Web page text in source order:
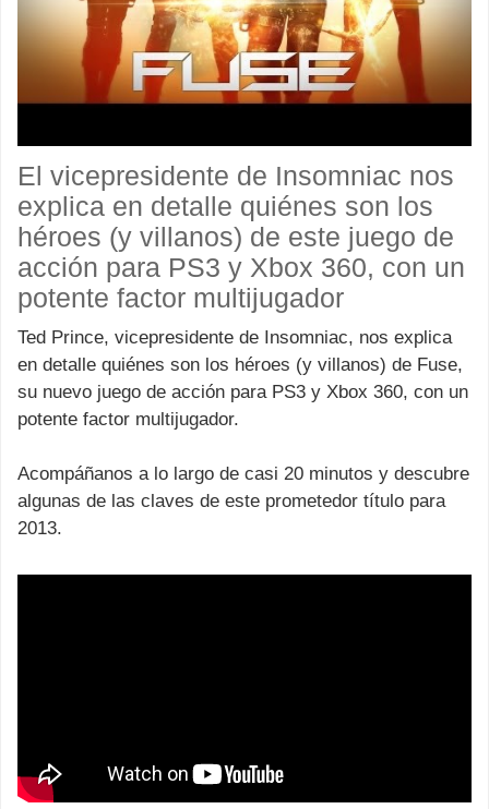
El vicepresidente de Insomniac nos
explica en detalle quiénes son los
héroes (y villanos) de este juego de
acción para PS3 y Xbox 360, con un
potente factor multijugador
Ted Prince, vicepresidente de Insomniac, nos explica
en detalle quiénes son los héroes (y villanos) de Fuse,
su nuevo juego de acción para PS3 y Xbox 360, con un
potente factor multijugador.
Acompáñanos a lo largo de casi 20 minutos y descubre
algunas de las claves de este prometedor título para
2013.